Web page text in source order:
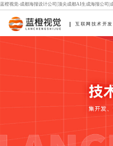
蓝橙视觉-成都海报设计公司|顶尖成都AI生成海报公司|
互联网技术开发